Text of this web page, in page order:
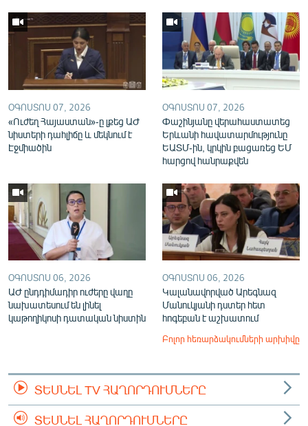
ՕԳՈՍՏՈՍ 07, 2026
«Ուժեղ Հայաստան»-ը լքեց ԱԺ
նիստերի դահլիճը և մեկնում է
Էջմիածին
ՕԳՈՍՏՈՍ 07, 2026
Փաշինյանը վերահաստատեց
Երևանի հավատարմությունը
ԵԱՏՄ-ին, կրկին բացառեց ԵՄ
հարցով հանրաքվեն
ՕԳՈՍՏՈՍ 06, 2026
ԱԺ ընդդիմադիր ուժերը վաղը
նախատեսում են լինել
կաթողիկոսի դատական նիստին
ՕԳՈՍՏՈՍ 06, 2026
Կալանավորված Արեգնազ
Մանուկյանի դստեր հետ
հոգեբան է աշխատում
Բոլոր հեռարձակումների արխիվը
ՏԵՍՆԵԼ TV ՀԱՂՈՐԴՈՒՄՆԵՐԸ
ՏԵՍՆԵԼ ՀԱՂՈՐԴՈՒՄՆԵՐԸ